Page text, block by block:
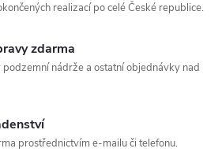
realizací po celé České republice.
zdarma
podzemní nádrže a ostatní objednávky nad
prostřednictvím e-mailu či telefonu.